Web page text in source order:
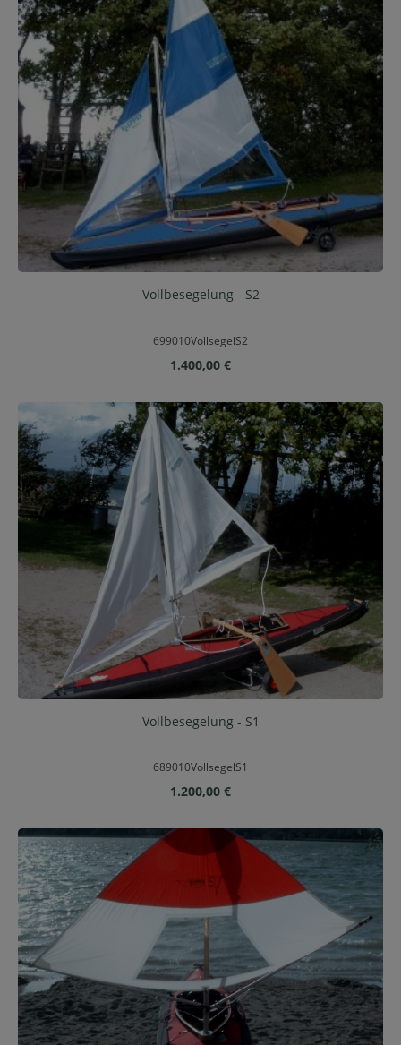
Vollbesegelung - S2
699010VollsegelS2
Regulärer Preis:
1.400,00 €
Vollbesegelung - S1
689010VollsegelS1
Regulärer Preis:
1.200,00 €